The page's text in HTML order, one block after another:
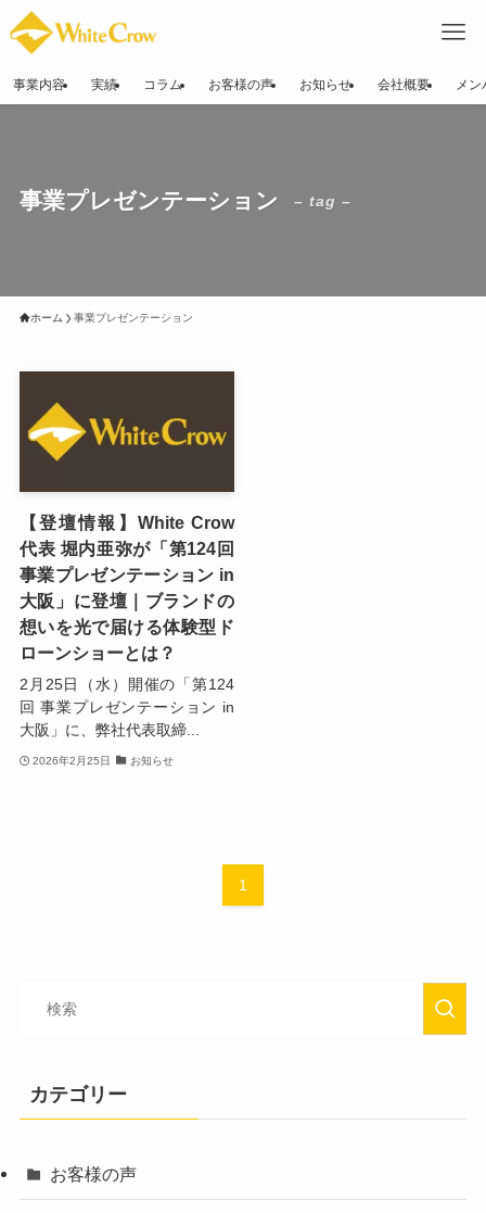
事業内容 実績 コラム お客様の声 お知らせ 会社概要 メン
事業プレゼンテーション – tag –
ホーム 事業プレゼンテーション
【登壇情報】White Crow
代表 堀内亜弥が「第124回
事業プレゼンテーション in
大阪」に登壇｜ブランドの
想いを光で届ける体験型ド
ローンショーとは？
2月25日（水）開催の「第124
回 事業プレゼンテーション in
大阪」に、弊社代表取締...
2026年2月25日 お知らせ
1
カテゴリー
お客様の声